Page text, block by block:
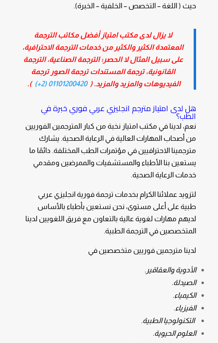
حيث ( اللغة – التخصص – الخلفية – الخبرة).
لا يزال لدى مكتب امتياز أفضل مكاتب الترجمة
المعتمدة الكثير والكثير من خدمات الترجمة الاحترافية،
على سبيل المثال لا الحصر؛ الترجمة الصناعية، الترجمة
القانونية، ترجمة المستندات ترجمة الصور ترجمة
الفيديوهات والمزيد والمزيد. (01101200420 (2+)
).
هل لدى امتياز مترجم انجليزي عربي فوريخبرة في
الطب؟
نعم، لدينا في مكتب امتياز نخبة من كبار المترجمين الفوريين
من أصحاب المهارات العالية في الرعاية الصحية. يشارك
مترجمينا الاحترافيين في مؤتمرات الطب المختلفة. دائمًا ما
يستعين بنا الأطباء والمستشفيات والممرضين ومقدمي
خدمات الرعاية الصحية.
لتزويد عملائنا الكرام بخدمات ترجمة فورية انجليزي عربي
طبية على أعلى مستوى، نحن نستعين بأطباء بالأساس
لديهم مهارات لغوية عالية بالتعاون مع فريق اللغويين لدينا
المتخصصين في الترجمة الطبية.
لدينا مترجمين فوريين متخصصين في
الأدوية والعقاقير.
الصيدلة.
الكيمياء.
الفيزياء.
التكنولوجيا الطبية.
العلوم الحيوية.